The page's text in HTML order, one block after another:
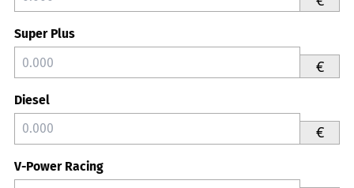
Super Plus
€
Diesel
€
V-Power Racing